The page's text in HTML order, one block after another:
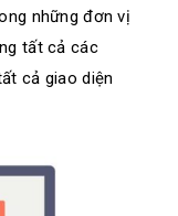
những đơn vị
tất cả các
cả giao diện